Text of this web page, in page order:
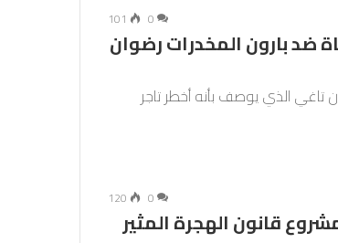
0
101
ضد بارون المخدرات رضوان
تاغي الذي يوصف بأنه أخطر تاجر
0
120
قانون الهجرة المثير